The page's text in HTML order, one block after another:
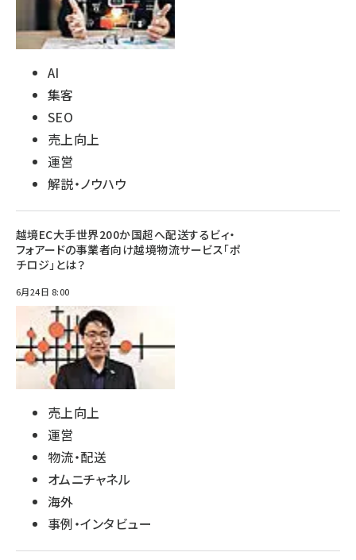
AI
集客
SEO
売上向上
運営
解説・ノウハウ
越境EC大手世界200か国超へ配送するビィ・
フォアードの事業者向け越境物流サービス「ポ
チロジ」とは？
6月24日 8:00
売上向上
運営
物流・配送
オムニチャネル
海外
事例・インタビュー